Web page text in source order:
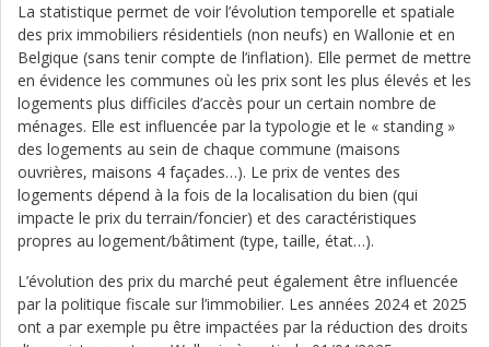
La statistique permet de voir l’évolution temporelle et spatiale
des prix immobiliers résidentiels (non neufs) en Wallonie et en
Belgique (sans tenir compte de l’inflation). Elle permet de mettre
en évidence les communes où les prix sont les plus élevés et les
logements plus difficiles d’accès pour un certain nombre de
ménages. Elle est influencée par la typologie et le « standing »
des logements au sein de chaque commune (maisons
ouvrières, maisons 4 façades…). Le prix de ventes des
logements dépend à la fois de la localisation du bien (qui
impacte le prix du terrain/foncier) et des caractéristiques
propres au logement/bâtiment (type, taille, état…).
L’évolution des prix du marché peut également être influencée
par la politique fiscale sur l’immobilier. Les années 2024 et 2025
ont a par exemple pu être impactées par la réduction des droits